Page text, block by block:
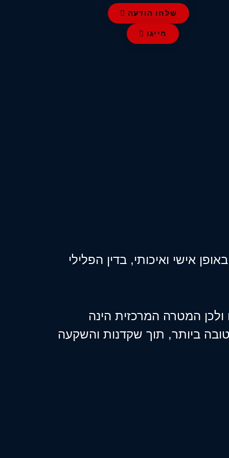
שלחו הודעה
חייגו
אישי ואיכותי, בדין הפלילי
המטרה המרכזית הינה
ביותר, תוך שקדנות והשקעה